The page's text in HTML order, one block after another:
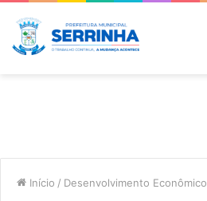
Início / Desenvolvimento